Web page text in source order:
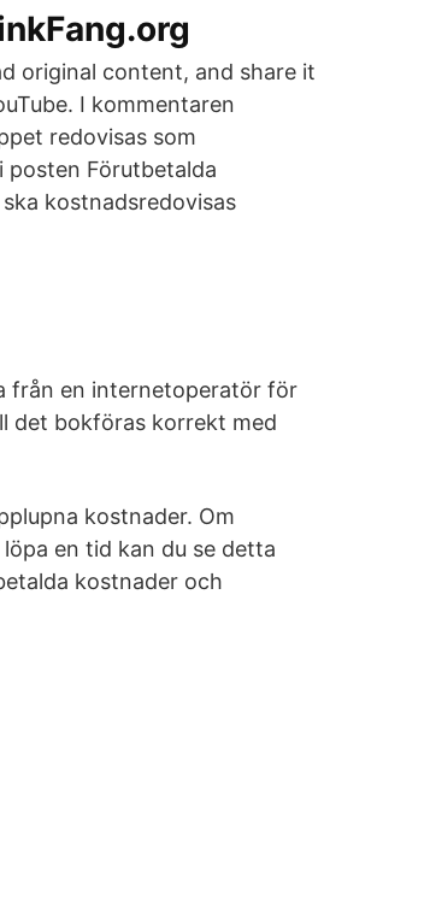
original content, and share it
I kommentaren
redovisas som
Förutbetalda
kostnadsredovisas
från en internetoperatör för
det bokföras korrekt med
kostnader. Om
en tid kan du se detta
kostnader och